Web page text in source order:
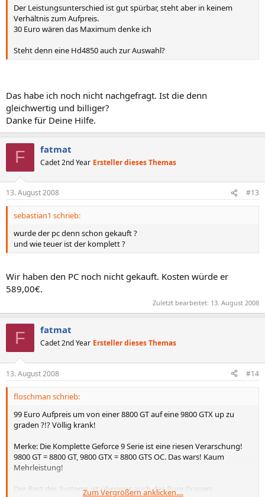
Der Leistungsunterschied ist gut spürbar, steht aber in keinem
Verhältnis zum Aufpreis.
30 Euro wären das Maximum denke ich
Steht denn eine Hd4850 auch zur Auswahl?
Das habe ich noch nicht nachgefragt. Ist die denn
gleichwertig und billiger?
Danke für Deine Hilfe.
F fatmat
Cadet 2nd Year Ersteller dieses Themas
13. August 2008 #13
sebastian1 schrieb:
wurde der pc denn schon gekauft ?
und wie teuer ist der komplett ?
Wir haben den PC noch nicht gekauft. Kosten würde er
589,00€.
Zuletzt bearbeitet: 13. August 2008
F fatmat
Cadet 2nd Year Ersteller dieses Themas
13. August 2008 #14
floschman schrieb:
99 Euro Aufpreis um von einer 8800 GT auf eine 9800 GTX up zu
graden ?!? Völlig krank!
Merke: Die Komplette Geforce 9 Serie ist eine riesen Verarschung!
9800 GT = 8800 GT, 9800 GTX = 8800 GTS OC. Das wars! Kaum
Mehrleistung!
Der Rest des Systems ist überings auch das Pure Grauen:
Zum Vergrößern anklicken....